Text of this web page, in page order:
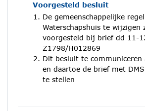
Voorgesteld besluit
De gemeenschappelijke
Waterschapshuis te wijzigen
voorgesteld bij brief dd 11-
Z1798/H012869
Dit besluit te communiceren
en daartoe de brief met
te stellen